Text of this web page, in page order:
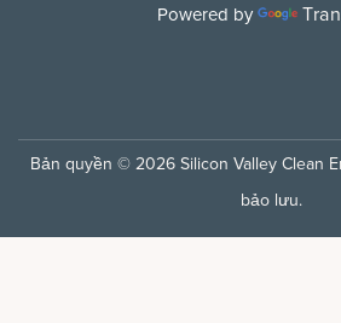
Powered by
Bản quyền © 2026 Silicon Valley Clean
bảo lưu.